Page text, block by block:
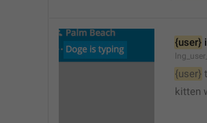
{user}
{user}
kitten